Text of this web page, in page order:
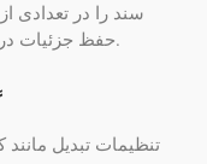
سند را در تعدادی
حفظ جزئیات در هنگام تبدیل سند، با دقت تبدیل می شود.
تنظیمات تبدیل